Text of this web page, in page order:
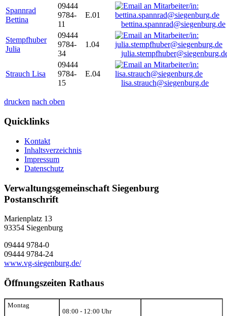
Spannrad
Bettina
09444
9784-
11
E.01
bettina.spannrad@siegenburg.de
Stempfhuber
Julia
09444
9784-
34
1.04
Strauch Lisa
09444
9784-
15
E.04
lisa.strauch@siegenburg.de
drucken nach oben
Quicklinks
Kontakt
Inhaltsverzeichnis
Impressum
Datenschutz
Verwaltungsgemeinschaft Siegenburg
Postanschrift
Marienplatz 13
93354 Siegenburg
09444 9784-0
09444 9784-24
www.vg-siegenburg.de/
Öffnungszeiten Rathaus
Montag
08:00 - 12:00 Uhr